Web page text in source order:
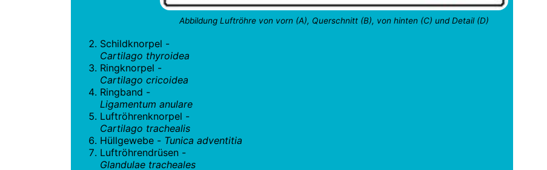
Abbildung Luftröhre von vorn (A), Querschnitt (B), von hinten (C) und Detail (D)
Schildknorpel -
Cartilago thyroidea
Ringknorpel -
Cartilago cricoidea
Ringband -
Ligamentum anulare
Luftröhrenknorpel -
Cartilago trachealis
Hüllgewebe - Tunica adventitia
Luftröhrendrüsen -
Glandulae tracheales